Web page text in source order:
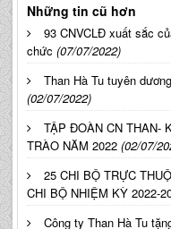
Những tin cũ hơn
93 CNVCLĐ xuất sắc
chức (07/07/2022)
Than Hà Tu tuyên
(02/07/2022)
TẬP ĐOÀN CN THAN-
TRÀO NĂM 2022 (02/07/
25 CHI BỘ TRỰC
CHI BỘ NHIỆM KỲ 2022-
Công ty Than Hà Tu